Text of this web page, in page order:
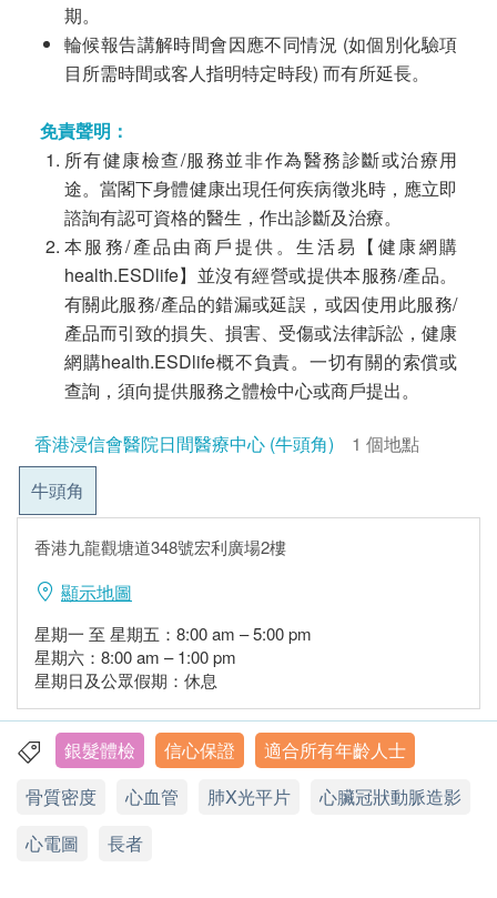
期。
輪候報告講解時間會因應不同情況 (如個別化驗項
目所需時間或客人指明特定時段) 而有所延長。
免責聲明：
所有健康檢查/服務並非作為醫務診斷或治療用
途。當閣下身體健康出現任何疾病徵兆時，應立即
諮詢有認可資格的醫生，作出診斷及治療。
本服務/產品由商戶提供。生活易【健康網購
health.ESDlife】並沒有經營或提供本服務/產品。
有關此服務/產品的錯漏或延誤，或因使用此服務/
產品而引致的損失、損害、受傷或法律訴訟，健康
網購health.ESDlife概不負責。一切有關的索償或
查詢，須向提供服務之體檢中心或商戶提出。
香港浸信會醫院日間醫療中心 (牛頭角)
1 個地點
牛頭角
香港九龍觀塘道348號宏利廣場2樓
顯示地圖
星期一 至 星期五：8:00 am – 5:00 pm
星期六：8:00 am – 1:00 pm
星期日及公眾假期：休息
銀髮體檢 信心保證
適合所有年齡人士
骨質密度
心血管 肺X光平片
心臟冠狀動脈造影
心電圖
長者